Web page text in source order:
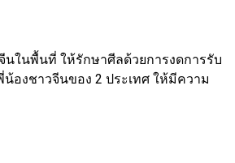
ในพื้นที่ ให้รักษาศีลด้วยการงดการรับ
องชาวจีนของ 2 ประเทศ ให้มีความ